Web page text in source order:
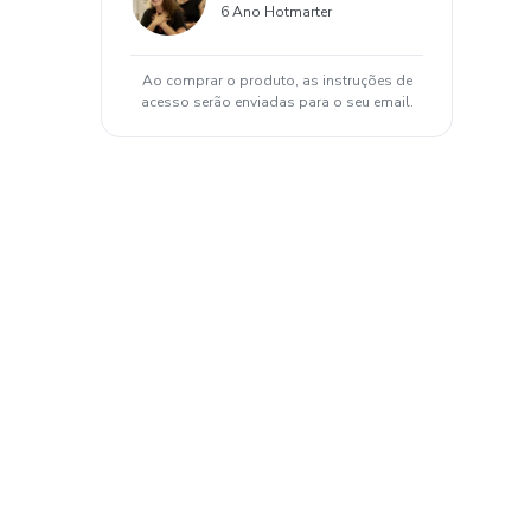
6 Ano Hotmarter
Ao comprar o produto, as instruções de
acesso serão enviadas para o seu email.